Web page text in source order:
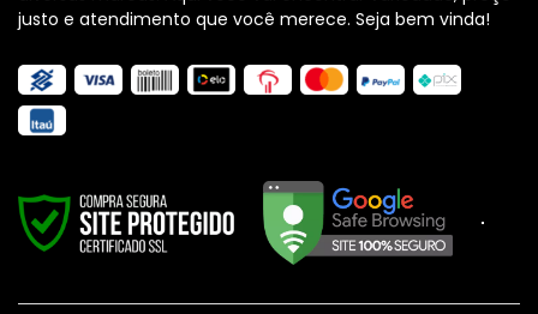
justo e atendimento que você merece. Seja bem vinda!